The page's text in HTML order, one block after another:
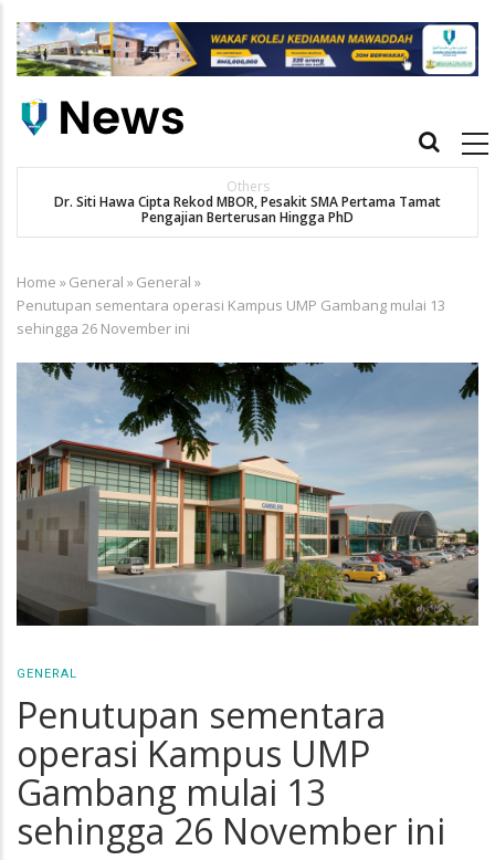
main
Main
Others
Dr. Siti Hawa Cipta Rekod MBOR, Pesakit SMA Pertama Tamat
Pengajian Berterusan Hingga PhD
Breadcrumb
Home »General »General »
Penutupan sementara operasi Kampus UMP Gambang mulai 13
sehingga 26 November ini
GENERAL
Penutupan sementara
operasi Kampus UMP
Gambang mulai 13
sehingga 26 November ini